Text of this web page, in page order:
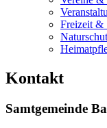
Freizeit &
Kontakt
Samtgemeinde